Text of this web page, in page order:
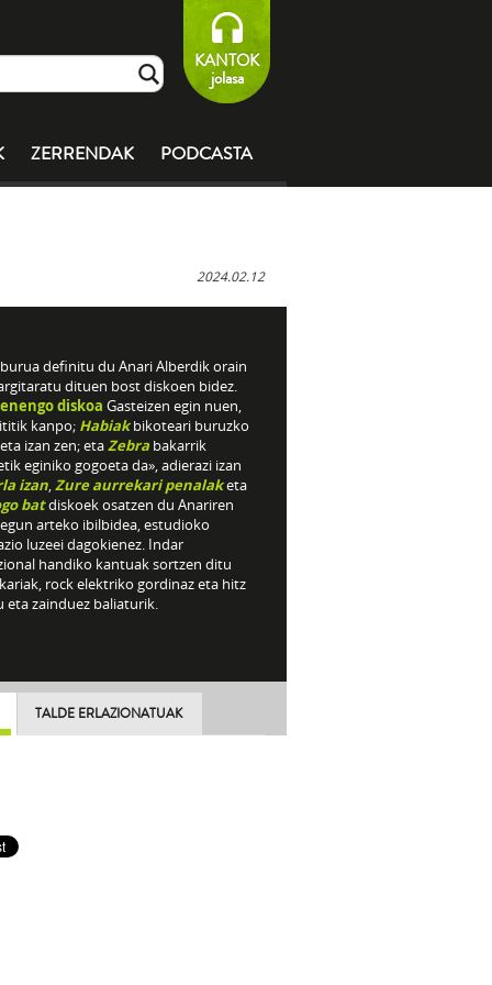
KANTOK
jolasa
ZERRENDAK PODCASTA
2024.02.12
definitu du Anari Alberdik orain
dituen bost diskoen bidez.
diskoa Gasteizen egin nuen,
kanpo; Habiakbikoteari buruzko
izan zen; etaZebrabakarrik
eginiko gogoeta da», adierazi izan
izan,Zure aurrekari penalaketa
batdiskoek osatzen du Anariren
arteko ibilbidea, estudioko
luzeei dagokienez. Indar
handiko kantuak sortzen ditu
rock elektriko gordinaz eta hitz
eta zainduez baliaturik.
TALDE ERLAZIONATUAK